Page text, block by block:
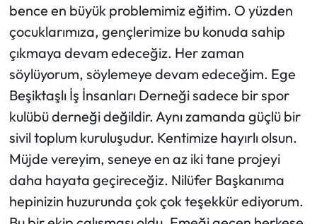
bence en büyük problemimiz eğitim. O yüzden
çocuklarımıza, gençlerimize bu konuda sahip
çıkmaya devam edeceğiz. Her zaman
söylüyorum, söylemeye devam edeceğim. Ege
Beşiktaşlı İş İnsanları Derneği sadece bir spor
kulübü derneği değildir. Aynı zamanda güçlü bir
sivil toplum kuruluşudur. Kentimize hayırlı olsun.
Müjde vereyim, seneye en az iki tane projeyi
daha hayata geçireceğiz. Nilüfer Başkanıma
hepinizin huzurunda çok çok teşekkür ediyorum.